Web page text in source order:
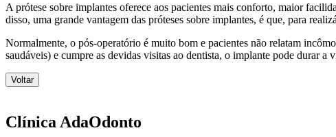
A prótese sobre implantes oferece aos pacientes mais conforto, maior
disso, uma grande vantagem das próteses sobre implantes, é que, para
Normalmente, o pós-operatório é muito bom e pacientes não relatam
saudáveis) e cumpre as devidas visitas ao dentista, o implante pode durar
Voltar
Clínica AdaOdonto